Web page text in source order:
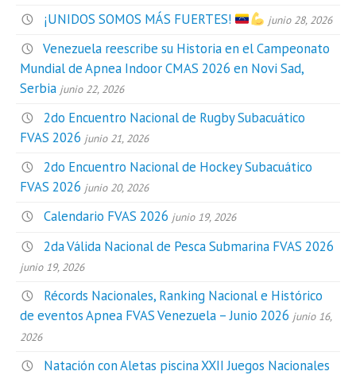
¡UNIDOS SOMOS MÁS FUERTES! junio 28, 2026
Venezuela reescribe su Historia en el Campeonato
Mundial de Apnea Indoor CMAS 2026 en Novi Sad,
Serbia junio 22, 2026
2do Encuentro Nacional de Rugby Subacuático
FVAS 2026 junio 21, 2026
2do Encuentro Nacional de Hockey Subacuático
FVAS 2026 junio 20, 2026
Calendario FVAS 2026 junio 19, 2026
2da Válida Nacional de Pesca Submarina FVAS 2026
junio 19, 2026
Récords Nacionales, Ranking Nacional e Histórico
de eventos Apnea FVAS Venezuela – Junio 2026 junio 16,
2026
Natación con Aletas piscina XXII Juegos Nacionales